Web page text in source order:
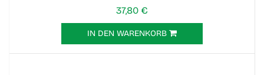
37,80 €
IN DEN WARENKORB